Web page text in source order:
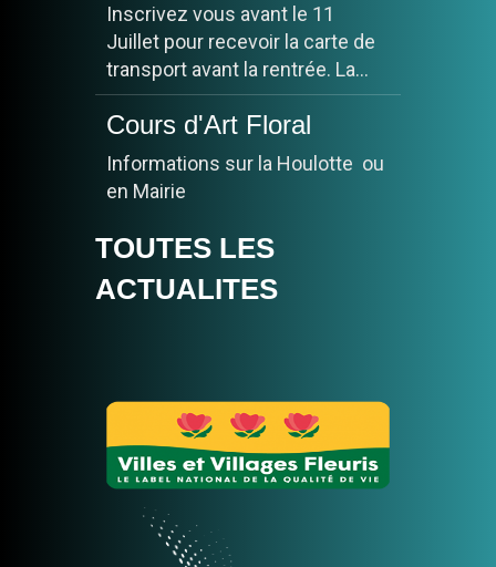
Inscrivez vous avant le 11
Juillet pour recevoir la carte de
transport avant la rentrée. La...
Cours d'Art Floral
Informations sur la Houlotte ou
en Mairie
ARRETE DE
PROTECTION DES
CHAMPILLON en
AFFICHE
Pour commander:
https://www.monafficheadoree.com/
champillon/
TOUTES LES
ACTUALITES